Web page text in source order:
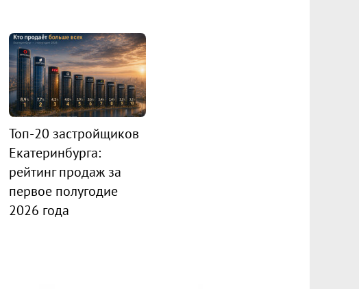
Топ-20 застройщиков
Екатеринбурга:
рейтинг продаж за
первое полугодие
2026 года